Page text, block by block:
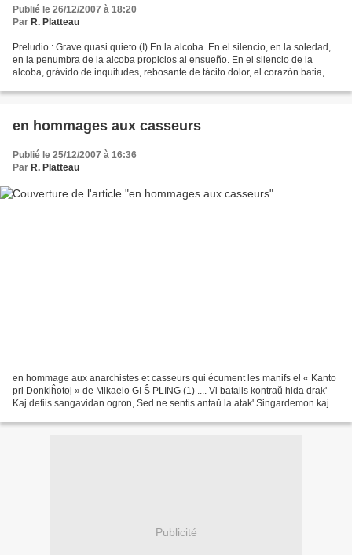
Publié le 26/12/2007 à 18:20
Par R. Platteau
Preludio : Grave quasi quieto (I) En la alcoba. En el silencio, en la soledad,
en la penumbra de la alcoba propicios al ensueño. En el silencio de la
alcoba, grávido de inquitudes, rebosante de tácito dolor, el corazón batia,
en hommages aux casseurs
Publié le 25/12/2007 à 16:36
Par R. Platteau
en hommage aux anarchistes et casseurs qui écument les manifs el « Kanto
pri Donkiĥotoj » de Mikaelo GI Ŝ PLING (1) .... Vi batalis kontraŭ hida drak'
Kaj defiis sangavidan ogron, Sed ne sentis antaŭ la atak' Singardemon kaj
Publicité